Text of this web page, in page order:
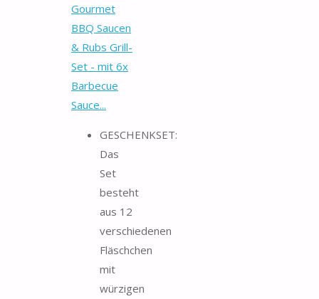
Gourmet
BBQ Saucen
& Rubs Grill-
Set - mit 6x
Barbecue
Sauce...
GESCHENKSET:
Das
Set
besteht
aus 12
verschiedenen
Fläschchen
mit
würzigen